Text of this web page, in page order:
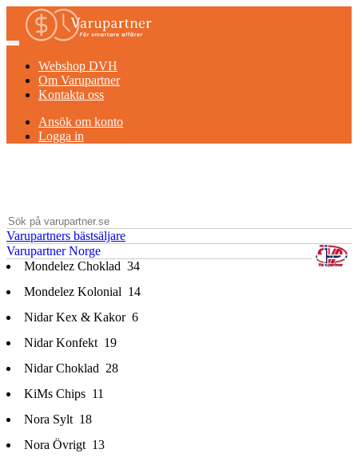
Webshop DVH
Om Varupartner
Kontakta oss
Ansök om konto
Logga in
Varupartners bästsäljare
Varupartner Norge
Mondelez Choklad 34
Mondelez Kolonial 14
Nidar Kex & Kakor 6
Nidar Konfekt 19
Nidar Choklad 28
KiMs Chips 11
Nora Sylt 18
Nora Övrigt 13